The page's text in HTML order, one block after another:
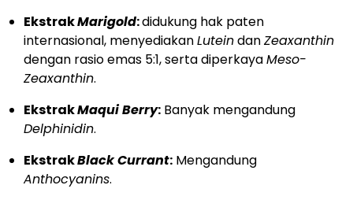
EkstrakMarigold:didukung hak paten
internasional, menyediakanLuteindanZeaxanthin
dengan rasio emas 5:1, serta diperkayaMeso-
Zeaxanthin.
EkstrakMaqui Berry: Banyak mengandung
Delphinidin.
EkstrakBlack Currant: Mengandung
Anthocyanins.